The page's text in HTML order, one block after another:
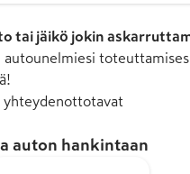
tai jäikö jokin
yhteydenottotavat
auton hankintaan